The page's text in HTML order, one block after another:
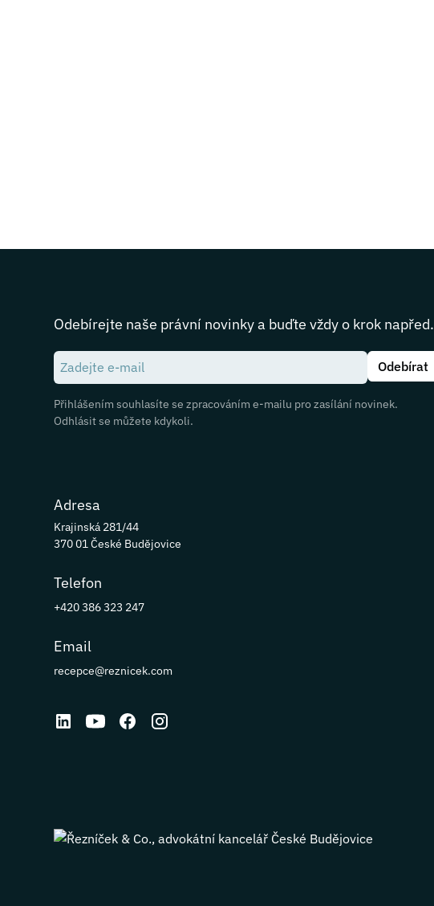
Odebírejte naše právní novinky a buďte vždy o krok napřed.
Přihlášením souhlasíte se zpracováním e-mailu pro zasílání novinek.
Odhlásit se můžete kdykoli.
Adresa
Krajinská 281/44
370 01 České Budějovice
Telefon
+420 386 323 247
Email
recepce@reznicek.com